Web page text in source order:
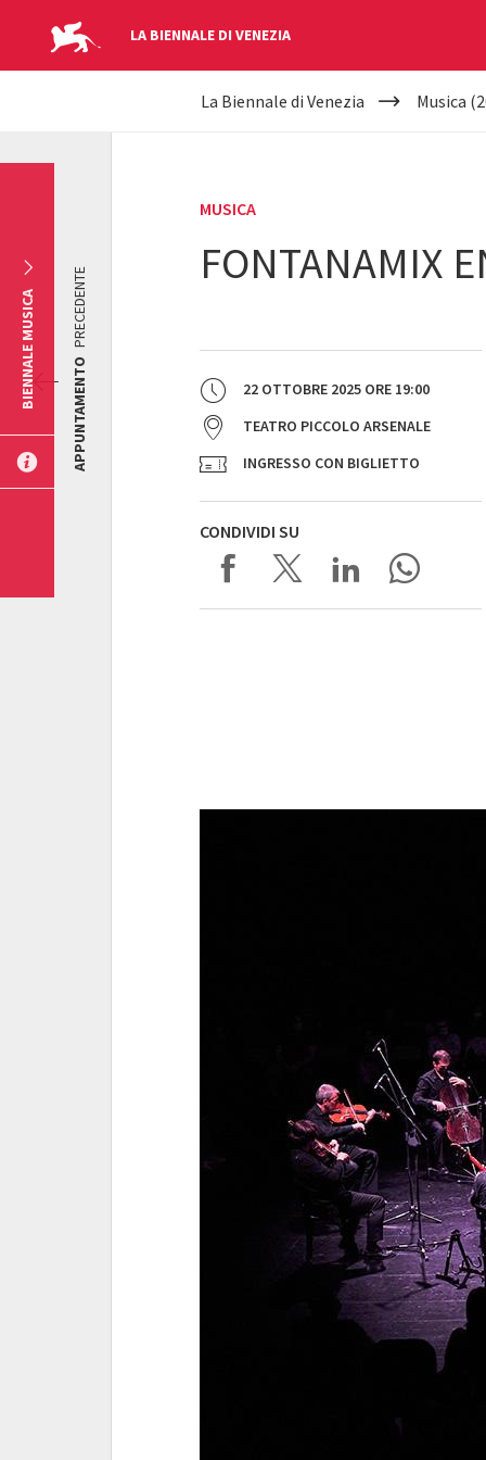
LA BIENNALE DI VENEZIA
YOUR
La Biennale di Venezia Musica
MUSICA
FONTANAMIX
22 OTTOBRE 2025 ORE 19:00
TEATRO PICCOLO ARSENALE
INGRESSO CON BIGLIETTO
CONDIVIDI SU
APPUNTAMENTO
PRECEDENTE
BIENNALE MUSICA